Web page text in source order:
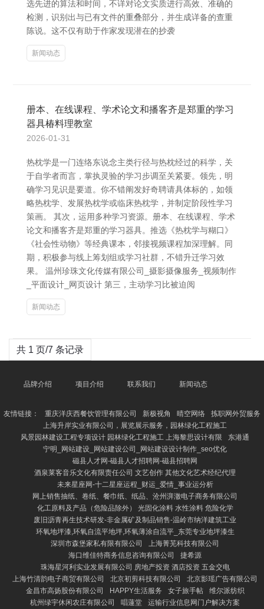
选先进的算法和时间，不详对论文实质进行高效、准确的
检测，识别出与已有文件的重叠部分，并生成详备的查重
陈说。这不仅有助于作家发现潜在的抄袭
新闻动态
册本、在线课程、学术论文和播客齐是郑重的学习
器具椿料理教室
2026-01-31
热枕学是一门连络东说念主类行径与热枕经过的科学，关
于自学者而言，掌执灵验的学习步调至关紧要。领先，明
确学习见识是要道。你不错阐发好奇聘请具体标的，如领
略热枕学、发展热枕学或临床热枕学，并制定阶段性学习
策画。 其次，运用多种学习资源。册本、在线课程、学术
论文和播客齐是郑重的学习器具。推选《热枕学与糊口》
《社会性动物》等经典课本，邻接视频课程加深理解。同
期，积极参与线上筹划组或学习社群，不错升迁学习效
果。 温州珍珠文化传媒有限公司_摄影摄像服务_视频制作
_平面设计_网页设计 第三，主动学习比被迫阅
新闻动态
共 1 页/7 条记录
品牌介绍 项目介绍 联系我们 新闻动态
友情链接： 重庆洋庆西餐饮管理有限公司 新极视角 晴空网络
拣职网外贸服务
上海升岸实业有限公司，展览展示服务，园林绿化工程施工
风景园林建设工程专项设计 园林绿化工程施工 上海黎思设计有限
东港通
宁明_网站建设_网站建设公司_网站建设设计制作_seo优化
磁县人才网-磁县人才招聘网-磁县招聘网
酒泉莱客音乐文化有限责任公司 文艺创作 其他文化艺术经纪代理
未来星座网-十二星座运程_财运_爱情_事业运分析
网上销售抽纸、卷纸、餐巾纸、纸品、沧州湃澈电子商务有限公司
化工原料及产品（危险品除外） 光固化涂料 水性涂料 危险化学
废旧沥青再生技术研发-非金属矿及制品销售-温岭市纳洋建筑工业
环氧地坪漆,环氧自流平地坪,环氧薄涂自流平_东莞专业地坪漆生
深圳市森堡家私有限有限公司
上海菁芜科技有限公司
海口维佳特商务信息咨询有限公司
捷希源
珠海星河利实业发展有限公司 房地产投资 酒店投资 五金交电
上海竹清韵电子商贸有限公司
北京初剪科技有限公司
北京影瑶广告有限公司
金昌市高扬股份有限公司
HAPPY生活服务 女子旅手帖
维尔派纺织
杭州绿宇休闲农庄有限公司
唱蓮堂 运输行业信息网门户解决方案